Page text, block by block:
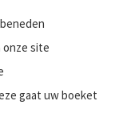
onze site
gaat uw boeket